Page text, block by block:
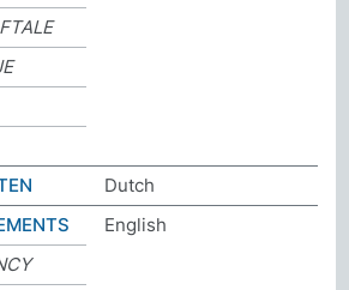
Dutch
English